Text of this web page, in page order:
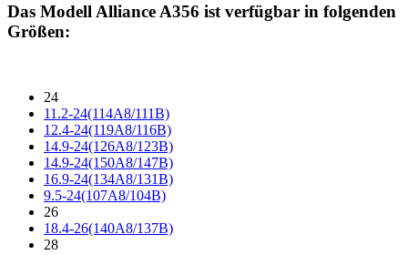
Das Modell Alliance A356 ist verfügbar in folgenden
Größen:
24
11.2-24(114A8/111B)
12.4-24(119A8/116B)
14.9-24(126A8/123B)
14.9-24(150A8/147B)
16.9-24(134A8/131B)
9.5-24(107A8/104B)
26
18.4-26(140A8/137B)
28